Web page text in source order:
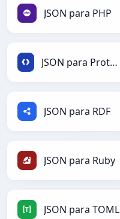
JSON para PHP
JSON para Protobuf
JSON para RDF
JSON para Ruby
JSON para TOML